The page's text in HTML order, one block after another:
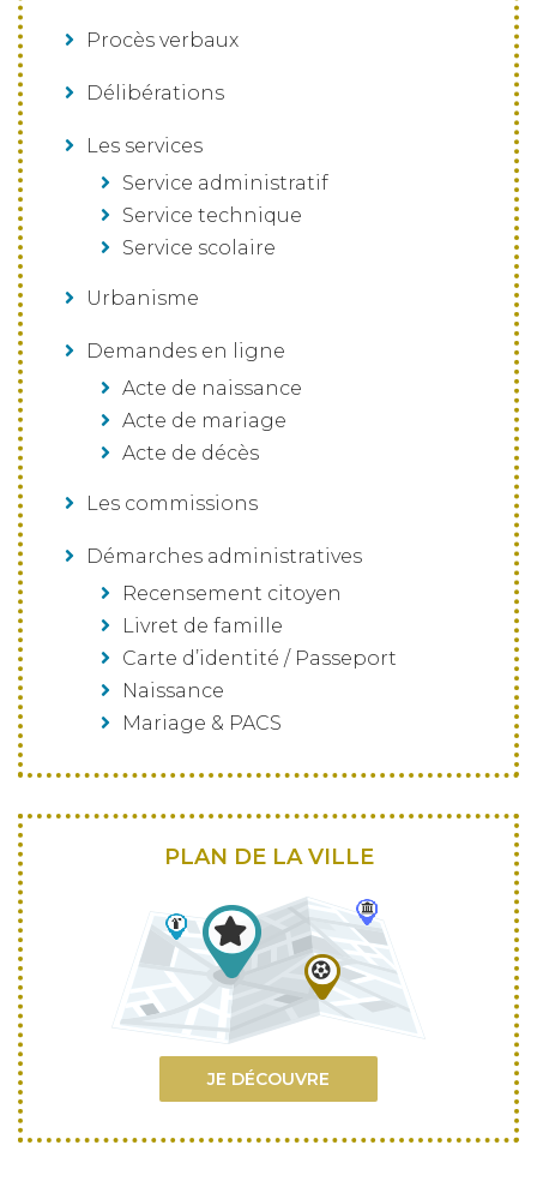
Procès verbaux
Délibérations
Les services
Service administratif
Service technique
Service scolaire
Urbanisme
Demandes en ligne
Acte de naissance
Acte de mariage
Acte de décès
Les commissions
Démarches administratives
Recensement citoyen
Livret de famille
Carte d’identité / Passeport
Naissance
Mariage & PACS
PLAN DE LA VILLE
JE DÉCOUVRE